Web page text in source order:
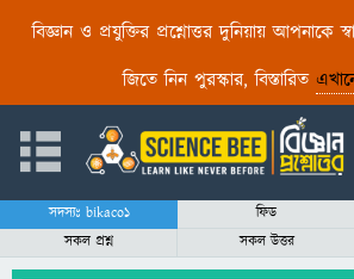
বিজ্ঞান ও প্রযুক্তির প্রশ্নোত্তর দুনিয়ায় আপনাকে
জিতে নিন পুরস্কার, বিস্তারিত
সদস্যঃ bikaco1 ফিড
সকল প্রশ্ন
সকল উত্তর